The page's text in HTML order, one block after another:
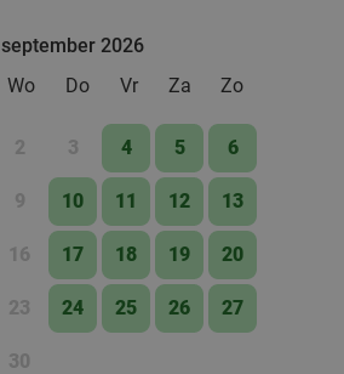
september 2026
Wo Do Vr Za Zo
2 3 4 5 6
9 10 11 12 13
16 17 18 19 20
23 24 25 26 27
30